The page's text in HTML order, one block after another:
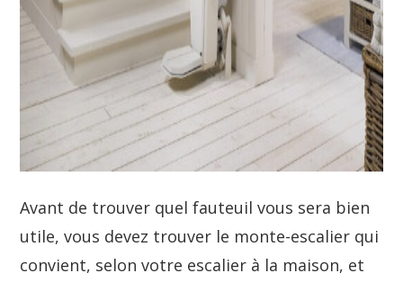
Avant de trouver quel fauteuil vous sera bien
utile, vous devez trouver le monte-escalier qui
convient, selon votre escalier à la maison, et